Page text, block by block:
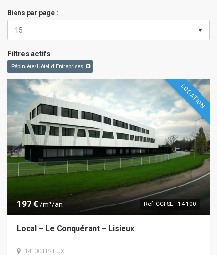
Biens par page :
Filtres actifs
Pépinière/Hôtel d'Entreprises
LOCATION
197 €/m²/an. Ref. CCI SE - 14 100
Local – Le Conquérant – Lisieux
14100 LISIEUX